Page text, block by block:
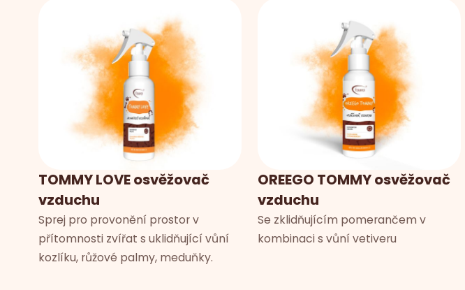
TOMMY LOVE osvěžovač
vzduchu
Sprej pro provonění prostor v
přítomnosti zvířat s uklidňující vůní
kozlíku, růžové palmy, meduňky.
OREEGO TOMMY osvěžovač
vzduchu
Se zklidňujícím pomerančem v
kombinaci s vůní vetiveru